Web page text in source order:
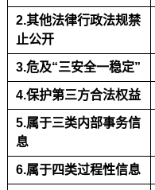
2.其他法律行政法规禁
止公开
3.危及“三安全一稳定”
4.保护第三方合法权益
5.属于三类内部事务信
息
6.属于四类过程性信息